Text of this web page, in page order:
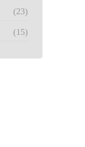
(23)
(15)